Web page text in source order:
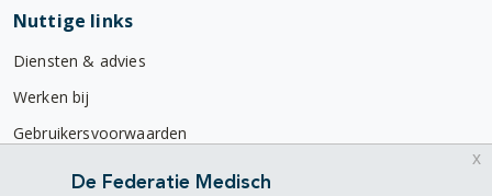
Nuttige links
Diensten & advies
Werken bij
Gebruikersvoorwaarden
Privacyverklaring
De Federatie Medisch
x